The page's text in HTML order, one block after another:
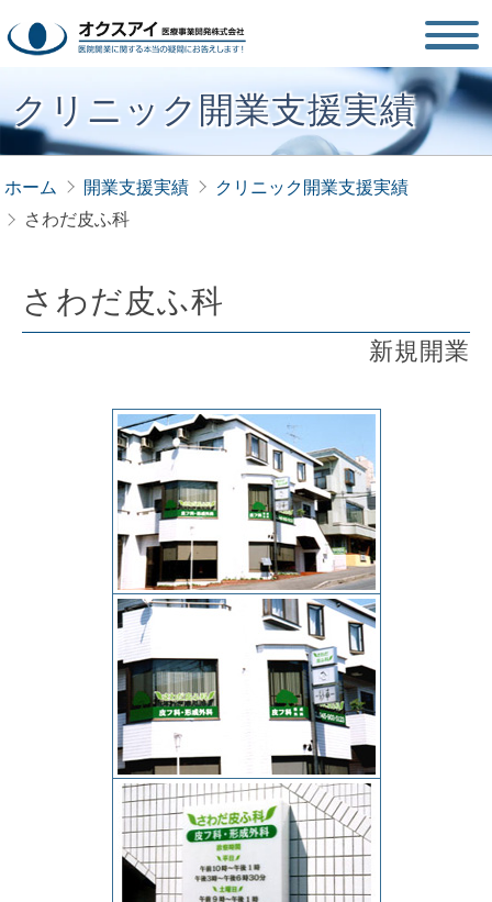
クリニック開業支援実績
ホーム 開業支援実績
クリニック開業支援実績
さわだ皮ふ科
さわだ皮ふ科
新規開業